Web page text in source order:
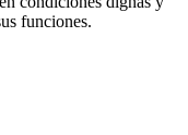
funciones.